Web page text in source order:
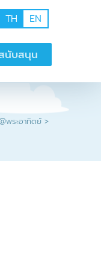
TH EN
นับสนุน
พระอาทิตย์